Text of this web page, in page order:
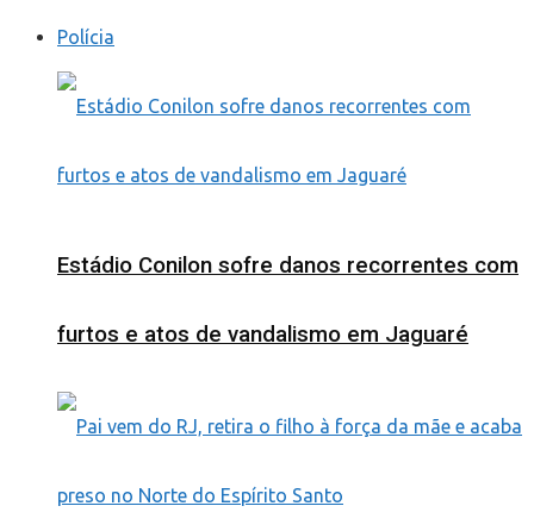
Polícia
Estádio Conilon sofre danos recorrentes com
furtos e atos de vandalismo em Jaguaré